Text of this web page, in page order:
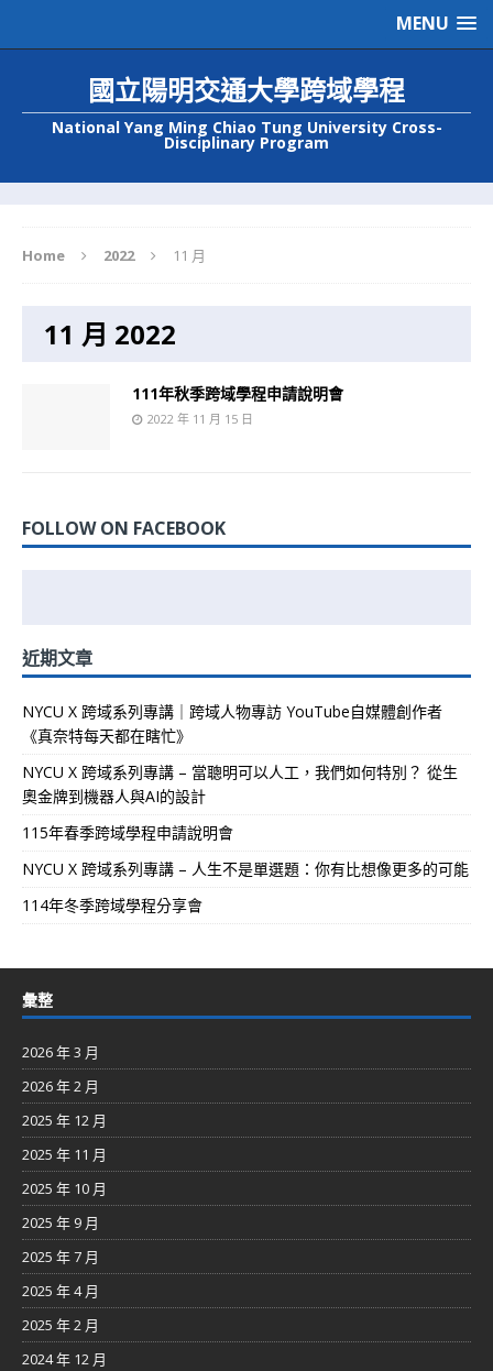
MENU
國立陽明交通大學跨域學程
National Yang Ming Chiao Tung University Cross-
Disciplinary Program
Home 2022 11 月
11 月 2022
111年秋季跨域學程申請說明會
2022 年 11 月 15 日
FOLLOW ON FACEBOOK
近期文章
NYCU X 跨域系列專講｜跨域人物專訪 YouTube自媒體創作者
《真奈特每天都在瞎忙》
NYCU X 跨域系列專講 – 當聰明可以人工，我們如何特別？ 從生
奧金牌到機器人與AI的設計
115年春季跨域學程申請說明會
NYCU X 跨域系列專講 – 人生不是單選題：你有比想像更多的可能
114年冬季跨域學程分享會
彙整
2026 年 3 月
2026 年 2 月
2025 年 12 月
2025 年 11 月
2025 年 10 月
2025 年 9 月
2025 年 7 月
2025 年 4 月
2025 年 2 月
2024 年 12 月